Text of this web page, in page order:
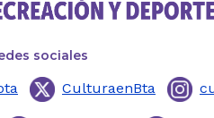
sociales
CulturaenBta